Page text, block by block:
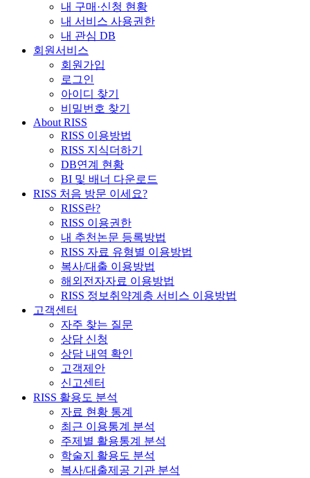
내 구매·신청 현황
내 서비스 사용권한
내 관심 DB
회원서비스
회원가입
로그인
아이디 찾기
비밀번호 찾기
About RISS
RISS 이용방법
RISS 지식더하기
DB연계 현황
BI 및 배너 다운로드
RISS 처음 방문 이세요?
RISS란?
RISS 이용권한
내 추천논문 등록방법
RISS 자료 유형별 이용방법
복사/대출 이용방법
해외전자자료 이용방법
RISS 정보취약계층 서비스 이용방법
고객센터
자주 찾는 질문
상담 신청
상담 내역 확인
고객제안
신고센터
RISS 활용도 분석
자료 현황 통계
최근 이용통계 분석
주제별 활용통계 분석
학술지 활용도 분석
복사/대출제공 기관 분석